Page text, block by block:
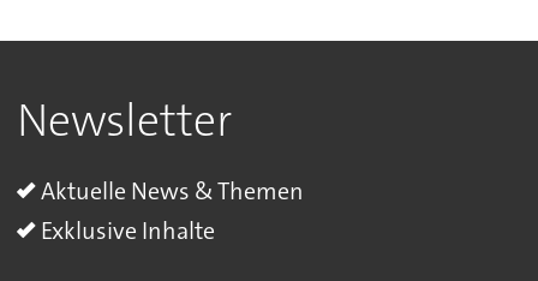
Newsletter
Aktuelle News & Themen
Exklusive Inhalte